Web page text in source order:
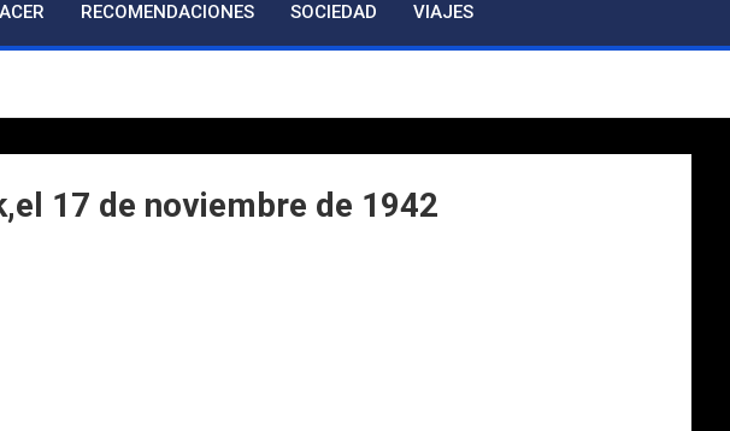
RECOMENDACIONES SOCIEDAD VIAJES
17 de noviembre de 1942